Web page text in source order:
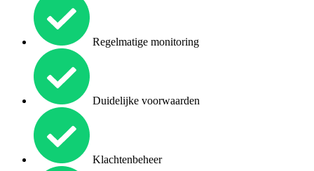
Regelmatige monitoring
Duidelijke voorwaarden
Klachtenbeheer